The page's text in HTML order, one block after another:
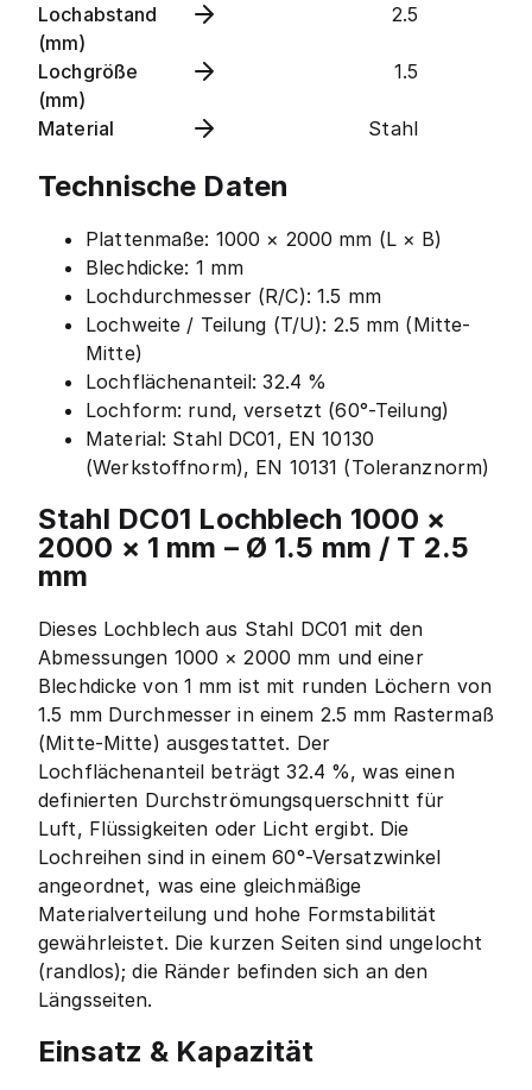
Lochabstand
(mm)
2.5
Lochgröße
(mm)
1.5
Material Stahl
Technische Daten
Plattenmaße: 1000 × 2000 mm (L × B)
Blechdicke: 1 mm
Lochdurchmesser (R/C): 1.5 mm
Lochweite / Teilung (T/U): 2.5 mm (Mitte-
Mitte)
Lochflächenanteil: 32.4 %
Lochform: rund, versetzt (60°-Teilung)
Material: Stahl DC01, EN 10130
(Werkstoffnorm), EN 10131 (Toleranznorm)
Stahl DC01 Lochblech 1000 ×
2000 × 1 mm – Ø 1.5 mm / T 2.5
mm
Dieses Lochblech aus Stahl DC01 mit den
Abmessungen 1000 × 2000 mm und einer
Blechdicke von 1 mm ist mit runden Löchern von
1.5 mm Durchmesser in einem 2.5 mm Rastermaß
(Mitte-Mitte) ausgestattet. Der
Lochflächenanteil beträgt 32.4 %, was einen
definierten Durchströmungsquerschnitt für
Luft, Flüssigkeiten oder Licht ergibt. Die
Lochreihen sind in einem 60°-Versatzwinkel
angeordnet, was eine gleichmäßige
Materialverteilung und hohe Formstabilität
gewährleistet. Die kurzen Seiten sind ungelocht
(randlos); die Ränder befinden sich an den
Längsseiten.
Einsatz & Kapazität